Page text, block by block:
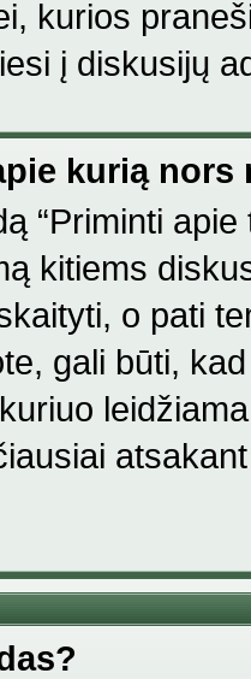
kurios
į diskusijų
kurią nors
“Priminti
kitiems
o pati
gali būti,